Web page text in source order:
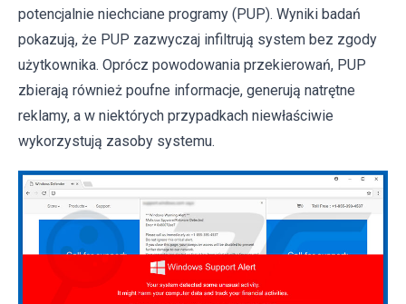
potencjalnie niechciane programy (PUP). Wyniki badań
pokazują, że PUP zazwyczaj infiltrują system bez zgody
użytkownika. Oprócz powodowania przekierowań, PUP
zbierają również poufne informacje, generują natrętne
reklamy, a w niektórych przypadkach niewłaściwie
wykorzystują zasoby systemu.